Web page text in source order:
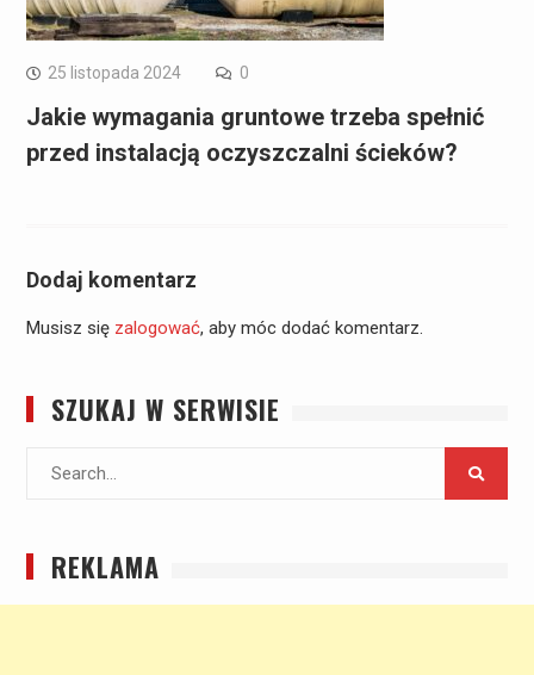
25 listopada 2024 0
Jakie wymagania gruntowe trzeba spełnić
przed instalacją oczyszczalni ścieków?
Dodaj komentarz
Musisz się zalogować, aby móc dodać komentarz.
SZUKAJ W SERWISIE
REKLAMA